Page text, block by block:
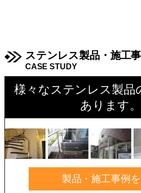
ステンレス製品・施工
CASE STUDY
様々なステンレス製品
あります。
製品・施工事例